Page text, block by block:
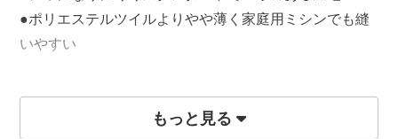
●ポリエステルツイルよりやや薄く家庭用ミシンでも縫
いやすい
59円(税込)/10cmもっと見る